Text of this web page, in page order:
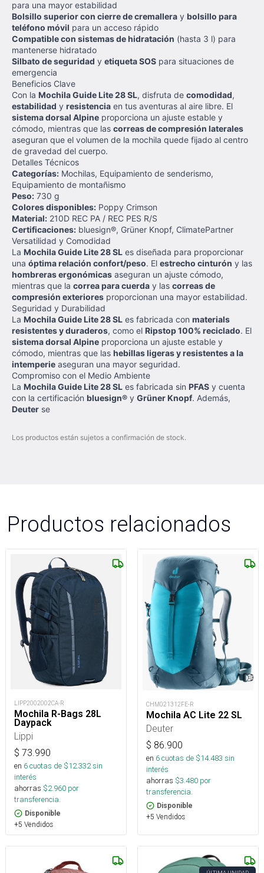
para una mayor estabilidad
Bolsillo superior con cierre de cremallera y bolsillo para
teléfono móvil para un acceso rápido
Compatible con sistemas de hidratación (hasta 3 l) para
mantenerse hidratado
Silbato de seguridad y etiqueta SOS para situaciones de
emergencia
Beneficios Clave
Con la Mochila Guide Lite 28 SL, disfruta de comodidad,
estabilidad y resistencia en tus aventuras al aire libre. El
sistema dorsal Alpine proporciona un ajuste estable y
cómodo, mientras que las correas de compresión laterales
aseguran que el volumen de la mochila quede fijado al centro
de gravedad del cuerpo.
Detalles Técnicos
Categorías: Mochilas, Equipamiento de senderismo,
Equipamiento de montañismo
Peso: 730 g
Colores disponibles: Poppy Crimson
Material: 210D REC PA / REC PES R/S
Certificaciones: bluesign®, Grüner Knopf, ClimatePartner
Versatilidad y Comodidad
La Mochila Guide Lite 28 SL es diseñada para proporcionar
una óptima relación confort/peso. El estrecho cinturón y las
hombreras ergonómicas aseguran un ajuste cómodo,
mientras que la correa para cuerda y las correas de
compresión exteriores proporcionan una mayor estabilidad.
Seguridad y Durabilidad
La Mochila Guide Lite 28 SL es fabricada con materials
resistentes y duraderos, como el Ripstop 100% reciclado. El
sistema dorsal Alpine proporciona un ajuste estable y
cómodo, mientras que las hebillas ligeras y resistentes a la
intemperie aseguran una mayor seguridad.
Compromiso con el Medio Ambiente
La Mochila Guide Lite 28 SL es fabricada sin PFAS y cuenta
con la certificación bluesign® y Grüner Knopf. Además,
Deuter se
Los productos están sujetos a confirmación de stock.
Productos relacionados
LIPP2002002CA-R
Mochila R-Bags 28L
Daypack
Lippi
$ 73.990
en 6cuotas de $12.332sin
interés
ahorras $2.960 por
transferencia.
Disponible
+5 Vendidos
CHM021312FE-R
Mochila AC Lite 22 SL
Deuter
$ 86.900
en 6cuotas de $14.483 sin
interés
ahorras $3.480 por
transferencia.
Disponible
+5 Vendidos